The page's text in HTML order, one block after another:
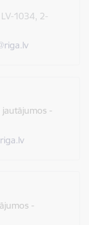
1034, 2-
jautājumos -
-